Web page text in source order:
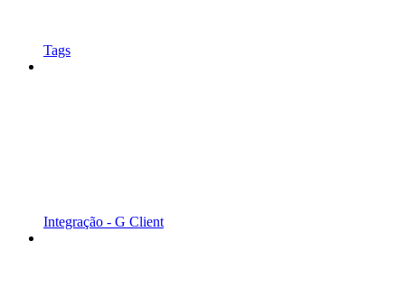
Tags
Integração - G Client